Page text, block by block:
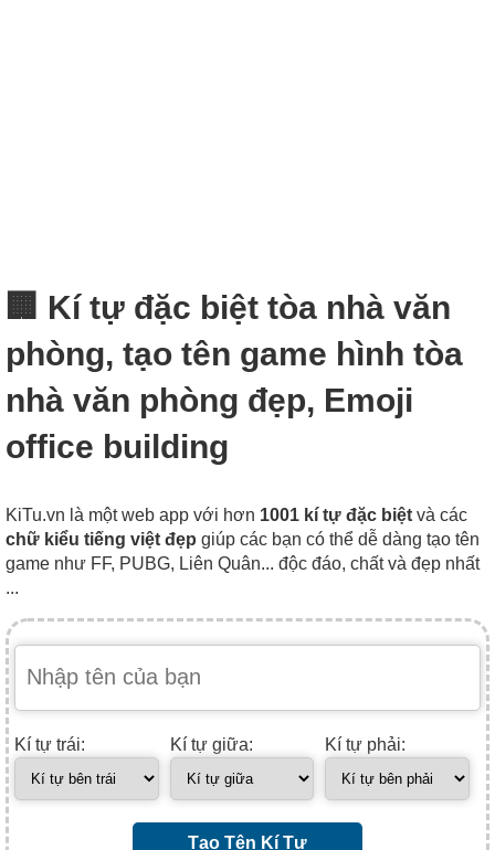
🏢 Kí tự đặc biệt tòa nhà văn
phòng, tạo tên game hình tòa
nhà văn phòng đẹp, Emoji
office building
KiTu.vn là một web app với hơn 1001 kí tự đặc biệt và các
chữ kiểu tiếng việt đẹp giúp các bạn có thể dễ dàng tạo tên
game như FF, PUBG, Liên Quân... độc đáo, chất và đẹp nhất
...
Kí tự trái: Kí tự giữa: Kí tự phải:
Tạo Tên Kí Tự